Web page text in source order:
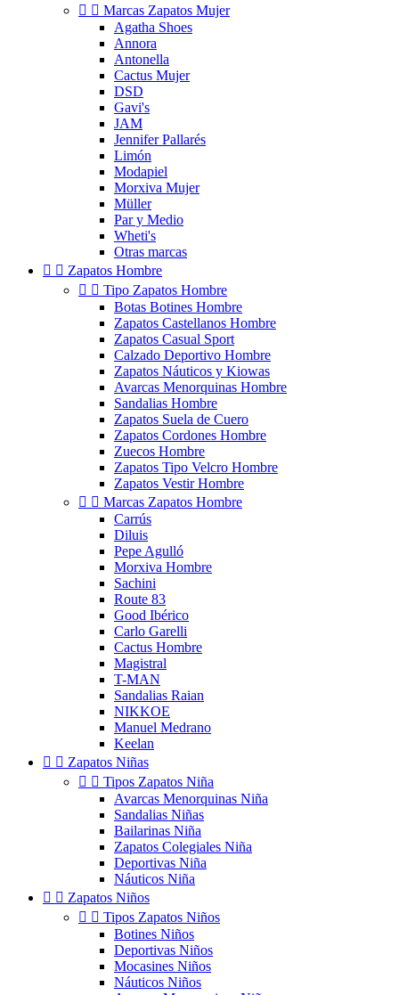
  Marcas Zapatos Mujer
Agatha Shoes
Annora
Antonella
Cactus Mujer
DSD
Gavi's
JAM
Jennifer Pallarés
Limón
Modapiel
Morxiva Mujer
Müller
Par y Medio
Wheti's
Otras marcas
  Zapatos Hombre
  Tipo Zapatos Hombre
Botas Botines Hombre
Zapatos Castellanos Hombre
Zapatos Casual Sport
Calzado Deportivo Hombre
Zapatos Náuticos y Kiowas
Avarcas Menorquinas Hombre
Sandalias Hombre
Zapatos Suela de Cuero
Zapatos Cordones Hombre
Zuecos Hombre
Zapatos Tipo Velcro Hombre
Zapatos Vestir Hombre
  Marcas Zapatos Hombre
Carrús
Diluis
Pepe Agulló
Morxiva Hombre
Sachini
Route 83
Good Ibérico
Carlo Garelli
Cactus Hombre
Magistral
T-MAN
Sandalias Raian
NIKKOE
Manuel Medrano
Keelan
  Zapatos Niñas
  Tipos Zapatos Niña
Avarcas Menorquinas Niña
Sandalias Niñas
Bailarinas Niña
Zapatos Colegiales Niña
Deportivas Niña
Náuticos Niña
  Zapatos Niños
  Tipos Zapatos Niños
Botines Niños
Deportivas Niños
Mocasines Niños
Náuticos Niños